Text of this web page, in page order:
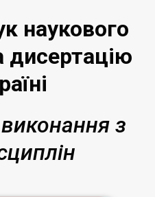
наукового
дисертацію
з